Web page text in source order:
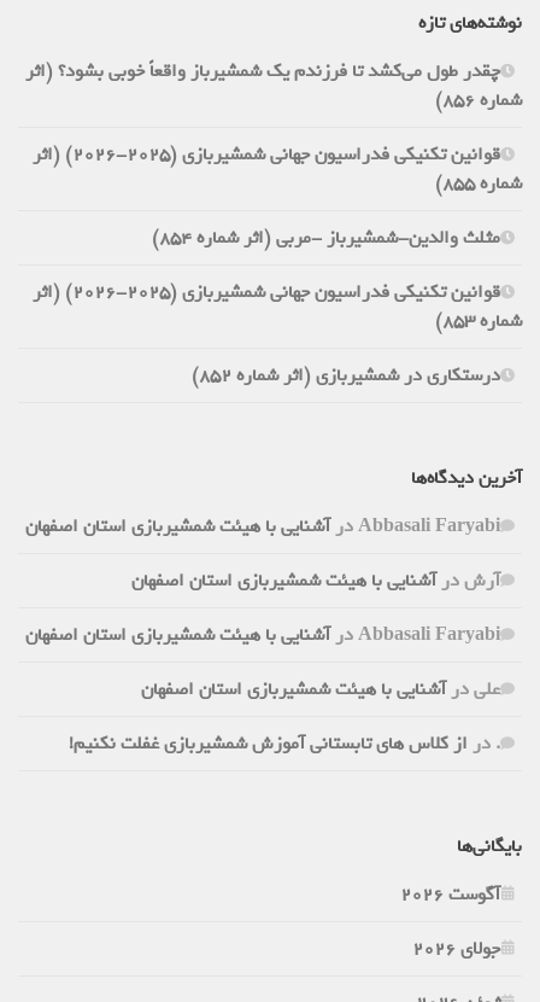
نوشته‌های تازه
چقدر طول می‌کشد تا فرزندم یک شمشیرباز واقعاً خوبی بشود؟ (اثر
شماره 856)
قوانین تکنیکی فدراسیون جهانی شمشیربازی (2025-2026) (اثر
شماره 855)
مثلث والدین-شمشیرباز -مربی (اثر شماره 854)
قوانین تکنیکی فدراسیون جهانی شمشیربازی (2025-2026) (اثر
شماره 853)
درستکاری در شمشیربازی (اثر شماره 852)
آخرین دیدگاه‌ها
Abbasali Faryabiدرآشنایی با هیئت شمشیربازی استان اصفهان
آرشدرآشنایی با هیئت شمشیربازی استان اصفهان
Abbasali Faryabiدرآشنایی با هیئت شمشیربازی استان اصفهان
علیدرآشنایی با هیئت شمشیربازی استان اصفهان
.دراز کلاس های تابستانی آموزش شمشیربازی غفلت نکنیم!
بایگانی‌ها
آگوست 2026
جولای 2026